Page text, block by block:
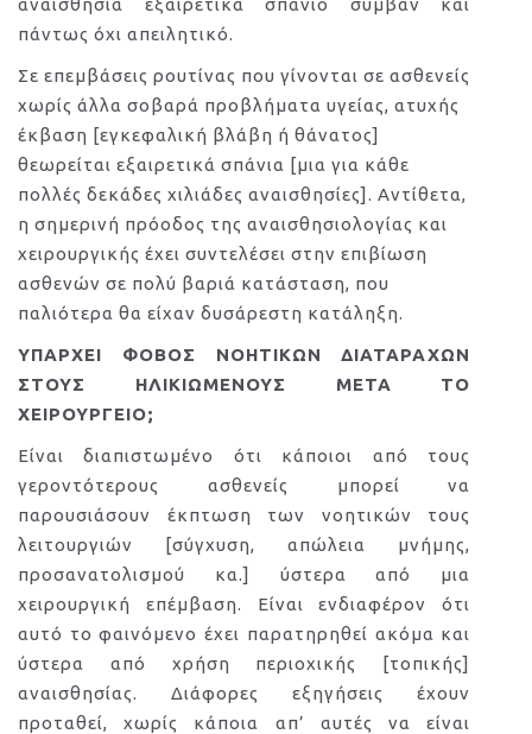
αναισθησία εξαιρετικά σπάνιο συμβάν και
πάντως όχι απειλητικό.
Σε επεμβάσεις ρουτίνας που γίνονται σε ασθενείς
χωρίς άλλα σοβαρά προβλήματα υγείας, ατυχής
έκβαση [εγκεφαλική βλάβη ή θάνατος]
θεωρείται εξαιρετικά σπάνια [μια για κάθε
πολλές δεκάδες χιλιάδες αναισθησίες]. Αντίθετα,
η σημερινή πρόοδος της αναισθησιολογίας και
χειρουργικής έχει συντελέσει στην επιβίωση
ασθενών σε πολύ βαριά κατάσταση, που
παλιότερα θα είχαν δυσάρεστη κατάληξη.
ΥΠΑΡΧΕΙ ΦΟΒΟΣ ΝΟΗΤΙΚΩΝ ΔΙΑΤΑΡΑΧΩΝ
ΣΤΟΥΣ ΗΛΙΚΙΩΜΕΝΟΥΣ ΜΕΤΑ ΤΟ
ΧΕΙΡΟΥΡΓΕΙΟ;
Είναι διαπιστωμένο ότι κάποιοι από τους
γεροντότερους ασθενείς μπορεί να
παρουσιάσουν έκπτωση των νοητικών τους
λειτουργιών [σύγχυση, απώλεια μνήμης,
προσανατολισμού κα.] ύστερα από μια
χειρουργική επέμβαση. Είναι ενδιαφέρον ότι
αυτό το φαινόμενο έχει παρατηρηθεί ακόμα και
ύστερα από χρήση περιοχικής [τοπικής]
αναισθησίας. Διάφορες εξηγήσεις έχουν
προταθεί, χωρίς κάποια απ’ αυτές να είναι